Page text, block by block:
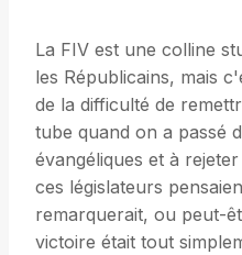
La FIV est une colline
les Républicains, mais
de la difficulté de
tube quand on a passé
évangéliques et à
ces législateurs
remarquerait, ou peut-
victoire était tout